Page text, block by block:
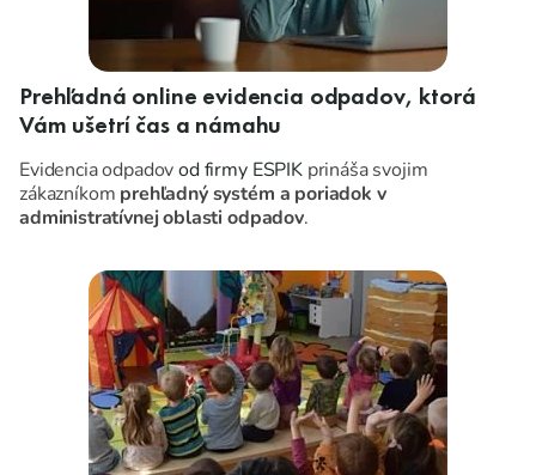
Prehľadná online evidencia odpadov, ktorá
Vám ušetrí čas a námahu
Evidencia odpadovod firmy ESPIK prináša svojim
zákazníkom prehľadný systém a poriadok v
administratívnej oblasti odpadov.